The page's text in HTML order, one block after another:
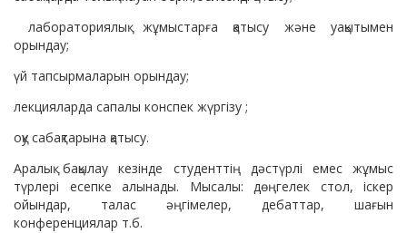
лабораториялық жұмыстарға қатысу және уақытымен
орындау;
үй тапсырмаларын орындау;
лекцияларда сапалы конспек жүргізу ;
оқу сабақтарына қатысу.
Аралық бақылау кезінде студенттің дәстүрлі емес жұмыс
түрлері есепке алынады. Мысалы: дөңгелек стол, іскер
ойындар, талас әңгімелер, дебаттар, шағын
конференциялар т.б.